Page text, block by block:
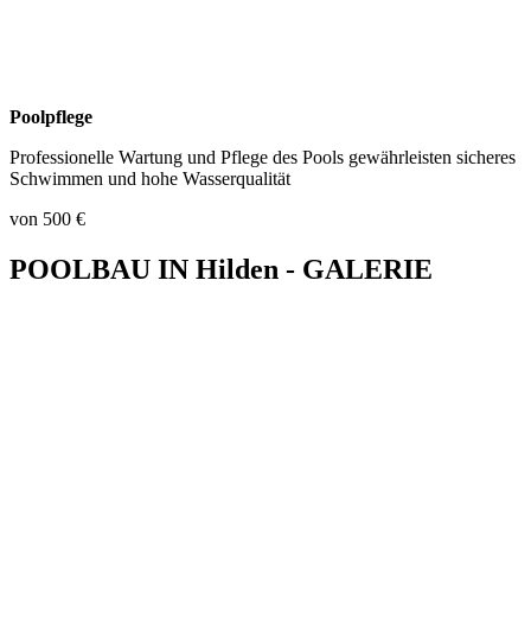
Poolpflege
Professionelle Wartung und Pflege des Pools gewährleisten sicheres
Schwimmen und hohe Wasserqualität
von 500 €
POOLBAU IN Hilden - GALERIE